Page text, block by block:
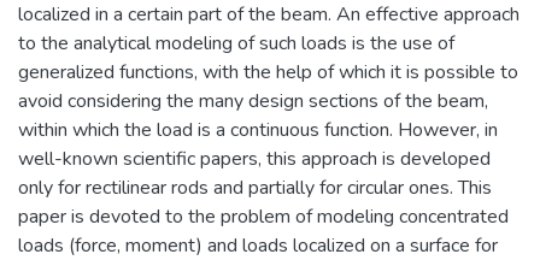
localized in a certain part of the beam. An effective approach
to the analytical modeling of such loads is the use of
generalized functions, with the help of which it is possible to
avoid considering the many design sections of the beam,
within which the load is a continuous function. However, in
well-known scientific papers, this approach is developed
only for rectilinear rods and partially for circular ones. This
paper is devoted to the problem of modeling concentrated
loads (force, moment) and loads localized on a surface for